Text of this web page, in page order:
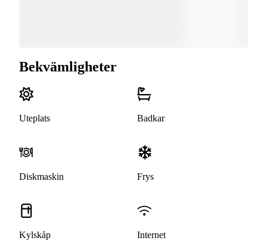
Bekvämligheter
Uteplats Badkar
Diskmaskin Frys
Kylskåp Internet